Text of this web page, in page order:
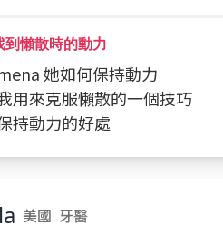
到懶散時的動力
她如何保持動力
用來克服懶散的一個技巧
持動力的好處
美國 牙醫